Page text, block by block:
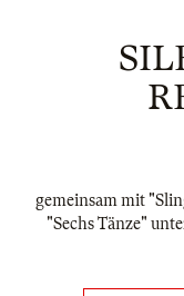
gemeinsam mit
"Sechs Tänze"